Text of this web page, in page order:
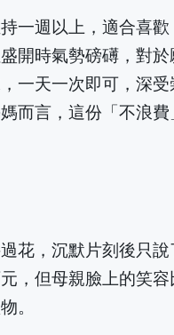
一週以上，適合喜
開時氣勢磅礡，對
一天一次即可，深
言，這份「不浪
，沉默片刻後只說
，但母親臉上的笑
。